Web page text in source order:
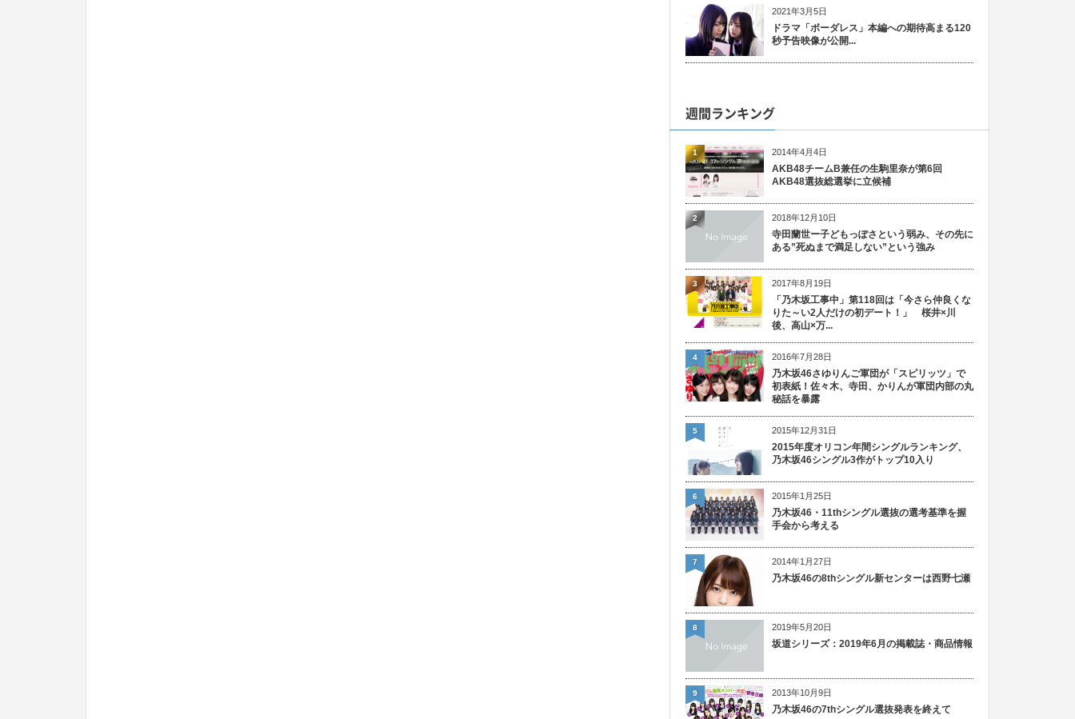
2021年3月5日
ドラマ「ボーダレス」本編への期待高まる120
秒予告映像が公開...
週間ランキング
2014年4月4日
AKB48チームB兼任の生駒里奈が第6回
AKB48選抜総選挙に立候補
1
2018年12月10日
寺田蘭世ー子どもっぽさという弱み、その先に
ある”死ぬまで満足しない”という強み
2
2017年8月19日
「乃木坂工事中」第118回は「今さら仲良くな
りた～い2人だけの初デート！」 桜井×川
後、高山×万...
3
2016年7月28日
乃木坂46さゆりんご軍団が「スピリッツ」で
初表紙！佐々木、寺田、かりんが軍団内部の丸
秘話を暴露
4
2015年12月31日
2015年度オリコン年間シングルランキング、
乃木坂46シングル3作がトップ10入り
5
2015年1月25日
乃木坂46・11thシングル選抜の選考基準を握
手会から考える
6
2014年1月27日
乃木坂46の8thシングル新センターは西野七瀬
7
2019年5月20日
坂道シリーズ：2019年6月の掲載誌・商品情報
8
2013年10月9日
乃木坂46の7thシングル選抜発表を終えて
9